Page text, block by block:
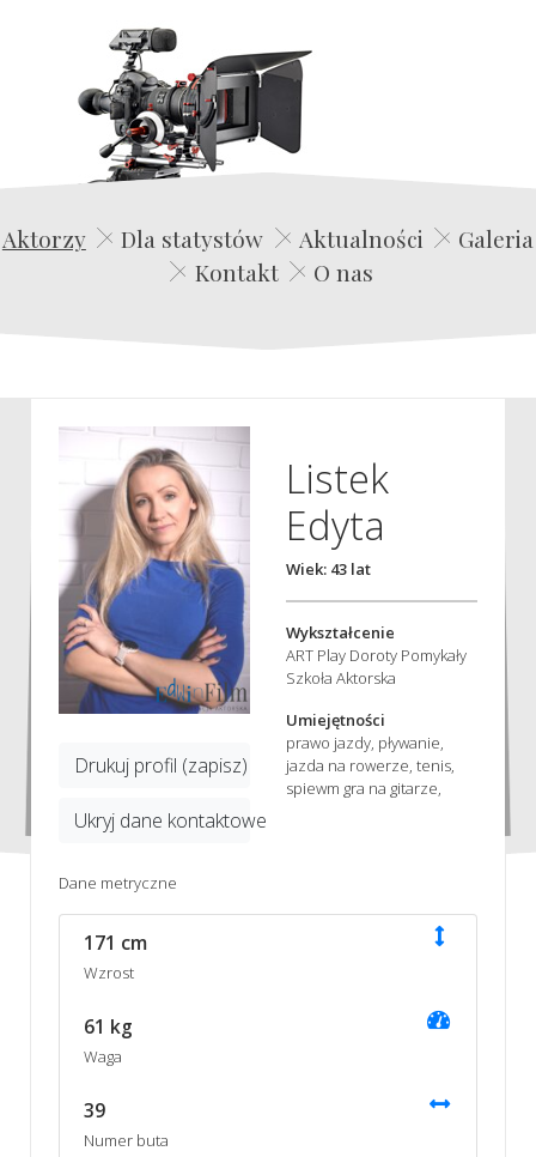
Edwin Film Agencja Aktorska
Aktorzy Dla statystów Aktualności
Galeria
Kontakt
O nas
Drukuj profil (zapisz)
Ukryj dane kontaktowe
Listek
Edyta
Wiek: 43 lat
Wykształcenie
ART Play Doroty Pomykały
Szkoła Aktorska
Umiejętności
prawo jazdy, pływanie,
jazda na rowerze, tenis,
spiewm gra na gitarze,
Dane metryczne
171 cm
Wzrost
61 kg
Waga
39
Numer buta